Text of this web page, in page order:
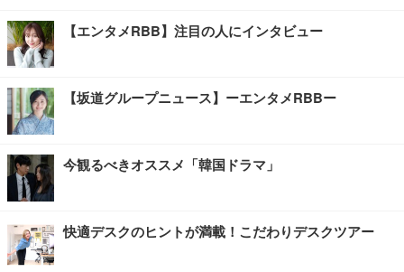
【エンタメRBB】注目の人にインタビュー
【坂道グループニュース】ーエンタメRBBー
今観るべきオススメ「韓国ドラマ」
快適デスクのヒントが満載！こだわりデスクツアー